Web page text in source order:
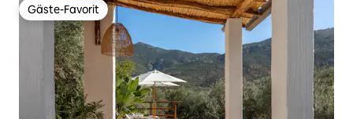
Gäste-Favorit
Gäste-Favorit